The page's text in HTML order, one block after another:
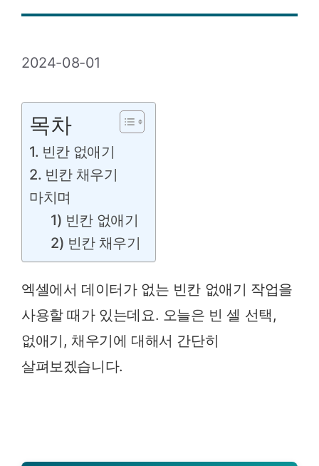
2024-08-01
목차
1. 빈칸 없애기
2. 빈칸 채우기
마치며
1) 빈칸 없애기
2) 빈칸 채우기
엑셀에서 데이터가 없는 빈칸 없애기 작업을
사용할 때가 있는데요. 오늘은 빈 셀 선택,
없애기, 채우기에 대해서 간단히
살펴보겠습니다.